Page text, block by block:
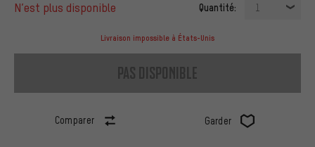
n’est plus disponible Quantité: 1
Livraison impossible à États-Unis
pas disponible
Comparer Garder